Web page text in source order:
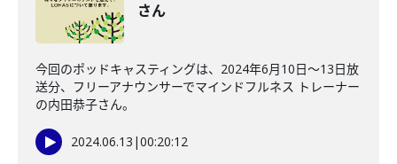
さん
今回のポッドキャスティングは、2024年6月10日〜13日放
送分、フリーアナウンサーでマインドフルネス トレーナー
の内田恭子さん。
2024.06.13 |00:20:12